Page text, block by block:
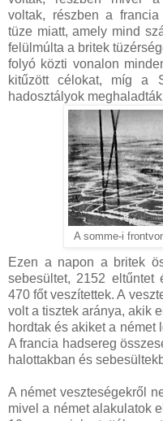
voltak, részben a
tüze miatt, amely mind
felülmúlta a britek
folyó közti vonalon
kitűzött célokat, míg a
hadosztályok
A somme-i
Ezen a napon a britek
sebesültet, 2152 eltűntet
470 főt veszítettek. A
volt a tisztek aránya, akik
hordtak és akiket a német
A francia hadsereg
halottakban és
A német veszteségekről
mivel a német alakulatok